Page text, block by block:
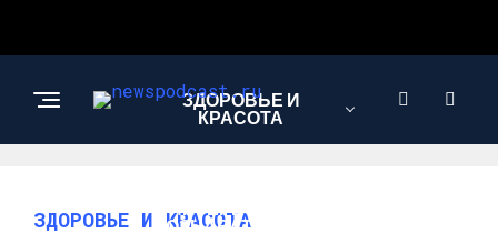
ЗДОРОВЬЕ И
КРАСОТА
ИНТЕРЕСНОЕ И
ПОЗНАВАТЕЛЬНОЕ
ЗДОРОВЬЕ И КРАСОТА